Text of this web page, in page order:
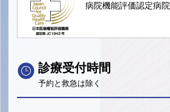
病院機能評価認定病院
診療受付時間
予約と救急は除く